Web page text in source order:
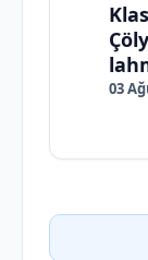
03